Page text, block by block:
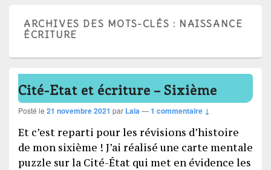
ARCHIVES DES MOTS-CLÉS : NAISSANCE
ÉCRITURE
Cité-Etat et écriture – Sixième
Posté le 21 novembre 2021 par Lala—1 commentaire ↓
Et c’est reparti pour les révisions d’histoire
de mon sixième ! J’ai réalisé une carte mentale
puzzle sur la Cité-État qui met en évidence les